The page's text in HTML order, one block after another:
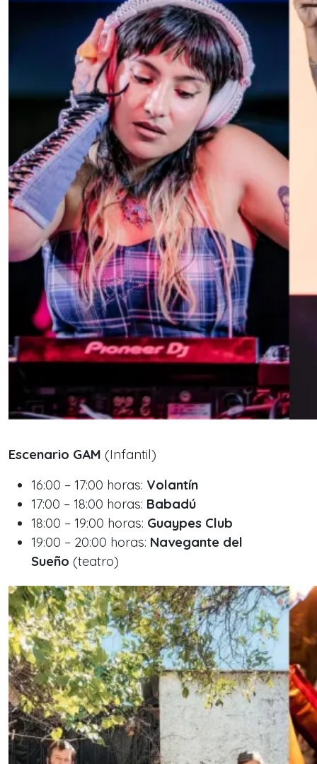
Escenario GAM (Infantil)
16:00 – 17:00 horas: Volantín
17:00 – 18:00 horas: Babadú
18:00 – 19:00 horas: Guaypes Club
19:00 – 20:00 horas: Navegante del
Sueño (teatro)